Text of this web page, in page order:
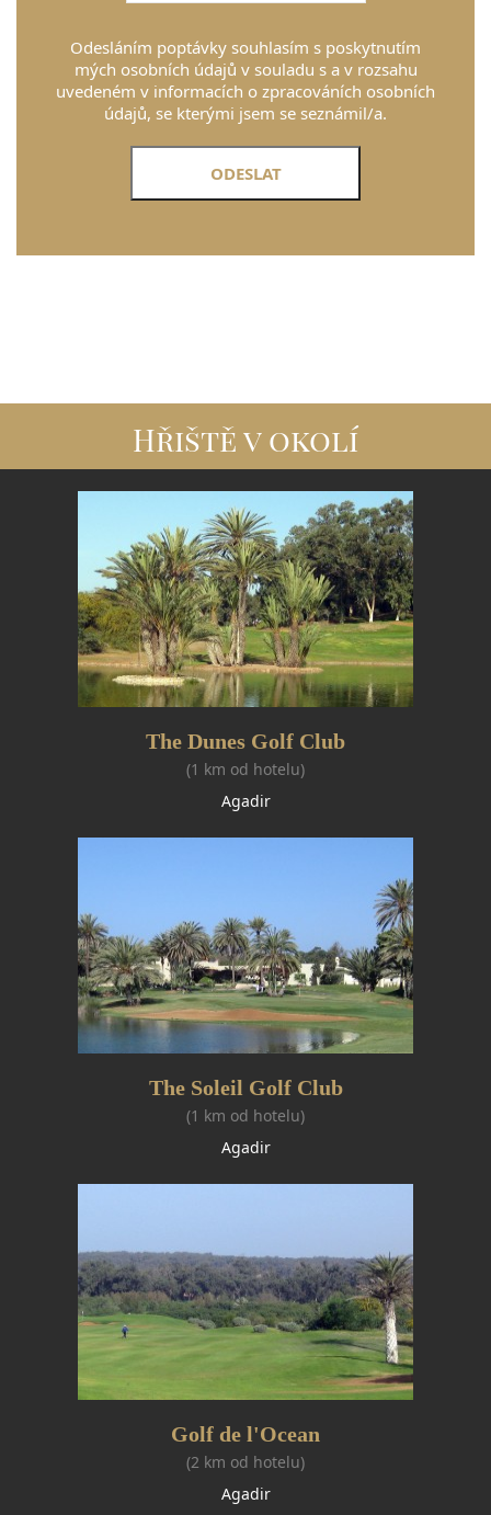
Odesláním poptávky souhlasím s poskytnutím
mých osobních údajů v souladu s a v rozsahu
uvedeném v informacích o zpracováních osobních
údajů, se kterými jsem se seznámil/a.
Hřiště v okolí
The Dunes Golf Club
(1 km od hotelu)
Agadir
The Soleil Golf Club
(1 km od hotelu)
Agadir
Golf de l'Ocean
(2 km od hotelu)
Agadir